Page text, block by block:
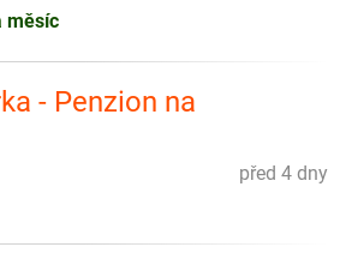
měsíc
- Penzion na
před 4 dny